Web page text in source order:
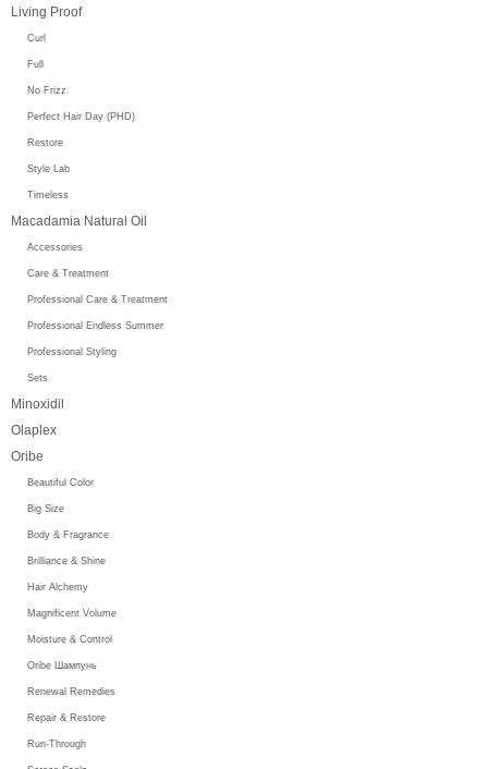
Living Proof
Curl
Full
No Frizz
Perfect Hair Day (PHD)
Restore
Style Lab
Timeless
Macadamia Natural Oil
Accessories
Care & Treatment
Professional Care & Treatment
Professional Endless Summer
Professional Styling
Sets
Minoxidil
Olaplex
Oribe
Beautiful Color
Big Size
Body & Fragrance
Brilliance & Shine
Hair Alchemy
Magnificent Volume
Moisture & Control
Oribe Шампунь
Renewal Remedies
Repair & Restore
Run-Through